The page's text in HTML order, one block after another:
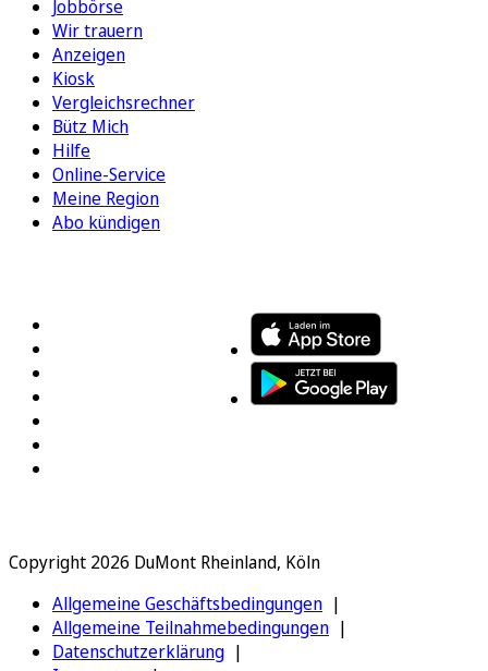
Jobbörse
Wir trauern
Anzeigen
Kiosk
Vergleichsrechner
Bütz Mich
Hilfe
Online-Service
Meine Region
Abo kündigen
Copyright 2026 DuMont Rheinland, Köln
Allgemeine Geschäftsbedingungen
Allgemeine Teilnahmebedingungen
Datenschutzerklärung